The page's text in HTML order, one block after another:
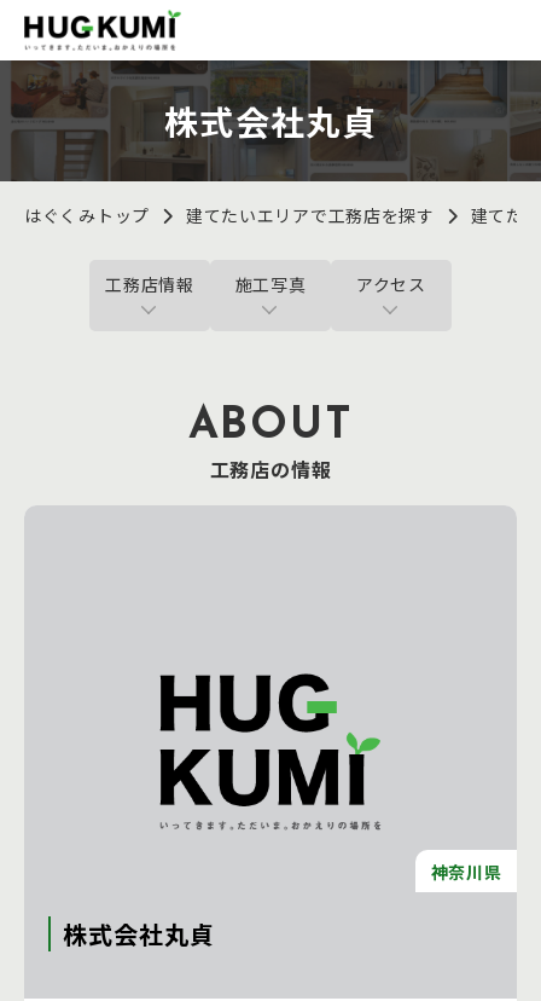
株式会社丸貞
はぐくみトップ 建てたいエリアで工務店を探す 建てた
工務店情報 施工写真 アクセス
ABOUT
工務店の情報
神奈川県
株式会社丸貞